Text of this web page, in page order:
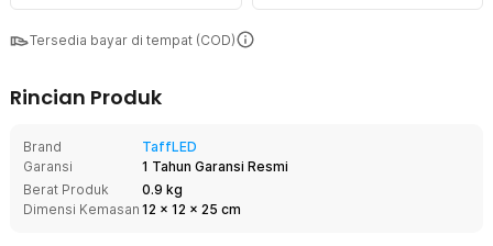
Tersedia bayar di tempat (COD)
Rincian Produk
Brand
TaffLED
Garansi
1 Tahun Garansi Resmi
Berat Produk
0.9 kg
Dimensi Kemasan 12 x 12 x 25 cm